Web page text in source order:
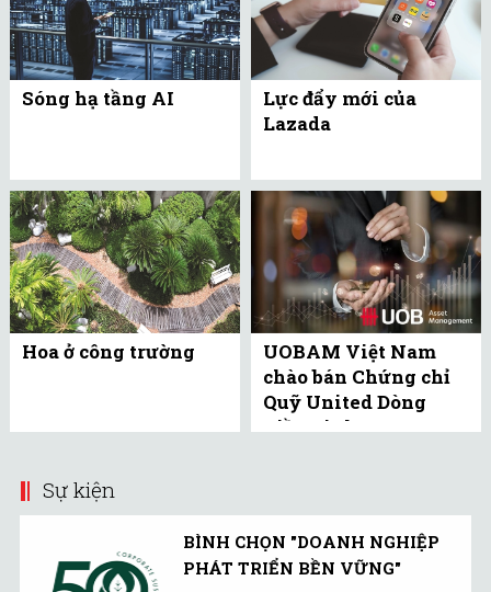
Sóng hạ tầng AI
Lực đẩy mới của
Lazada
Hoa ở công trường
UOBAM Việt Nam
chào bán Chứng chỉ
Quỹ United Dòng
Tiền Linh Hoạt
Sự kiện
BÌNH CHỌN "DOANH NGHIỆP
PHÁT TRIỂN BỀN VỮNG"